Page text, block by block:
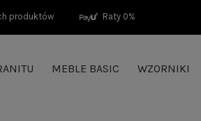
produktów Raty 0%
MEBLE BASIC
WZORNIKI